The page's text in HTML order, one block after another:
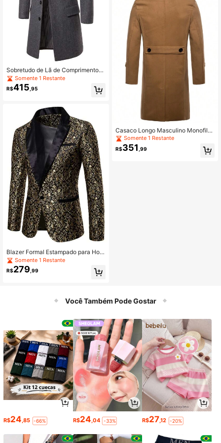
Sobretudo de Lã de Comprimento
Médio Masculino, Jaqueta de Terno
de Botão Único YF602
Somente 1 Restante
R$415 ,95
Blazer Formal Estampado para Hom
ens, Palco/Cerimônia de Apresenta
ção
Somente 1 Restante
R$279 ,99
Casaco Longo Masculino Monofila
de Trench, Sobretudo de Lã B044
Somente 1 Restante
R$351 ,99
Você Também Pode Gostar
R$24,85 -66% R$24,04 -33% R$27,12 -20%